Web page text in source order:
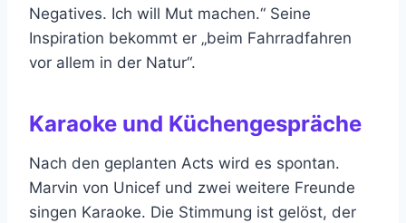
Negatives. Ich will Mut machen.“ Seine
Inspiration bekommt er „beim Fahrradfahren
vor allem in der Natur“.
Karaoke und Küchengespräche
Nach den geplanten Acts wird es spontan.
Marvin von Unicef und zwei weitere Freunde
singen Karaoke. Die Stimmung ist gelöst, der